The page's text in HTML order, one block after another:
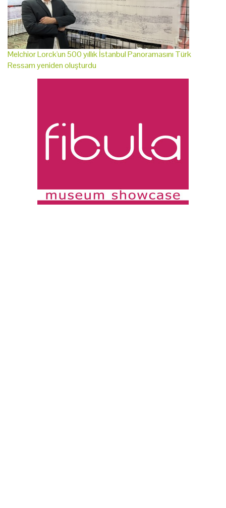
Melchior Lorck'un 500 yıllık İstanbul Panoramasını Türk
Ressam yeniden oluşturdu